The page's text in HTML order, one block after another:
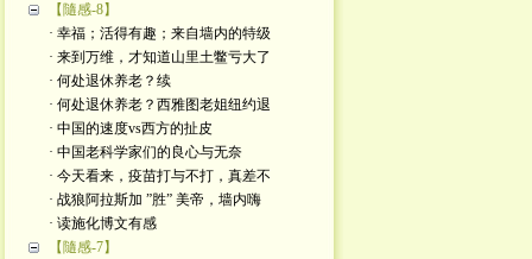
【隨感-8】
· 幸福；活得有趣；来自墙内的特级
· 来到万维，才知道山里土鳖亏大了
· 何处退休养老？续
· 何处退休养老？西雅图老姐纽约退
· 中国的速度vs西方的扯皮
· 中国老科学家们的良心与无奈
· 今天看来，疫苗打与不打，真差不
· 战狼阿拉斯加 ”胜” 美帝，墙内嗨
· 读施化博文有感
【隨感-7】